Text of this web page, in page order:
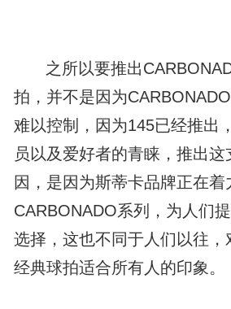
之所以要推出
拍，并不是因为
难以控制，因为145已经推出
员以及爱好者的青睐，推出这
因，是因为斯蒂卡品牌正在着
CARBONADO系列，为人们
选择，这也不同于人们以往，
经典球拍适合所有人的印象。